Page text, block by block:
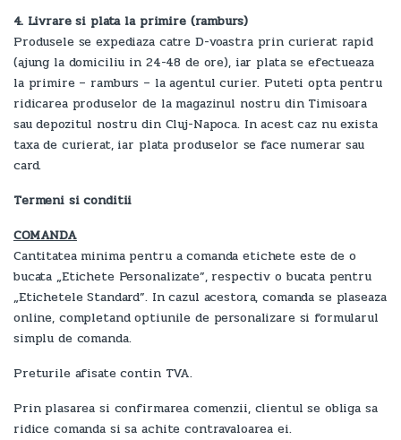
4. Livrare si plata la primire (ramburs)
Produsele se expediaza catre D-voastra prin curierat rapid
(ajung la domiciliu in 24-48 de ore), iar plata se efectueaza
la primire – ramburs – la agentul curier. Puteti opta pentru
ridicarea produselor de la magazinul nostru din Timisoara
sau depozitul nostru din Cluj-Napoca. In acest caz nu exista
taxa de curierat, iar plata produselor se face numerar sau
card.
Termeni si conditii
COMANDA
Cantitatea minima pentru a comanda etichete este de o
bucata „Etichete Personalizate”, respectiv o bucata pentru
„Etichetele Standard”. In cazul acestora, comanda se plaseaza
online, completand optiunile de personalizare si formularul
simplu de comanda.
Preturile afisate contin TVA.
Prin plasarea si confirmarea comenzii, clientul se obliga sa
ridice comanda si sa achite contravaloarea ei.